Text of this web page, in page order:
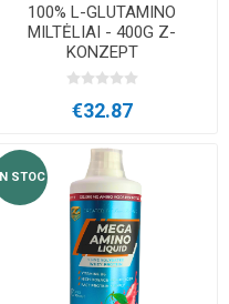
100% L-GLUTAMINO
MILTĖLIAI - 400G Z-
KONZEPT
€32.87
IN STOC